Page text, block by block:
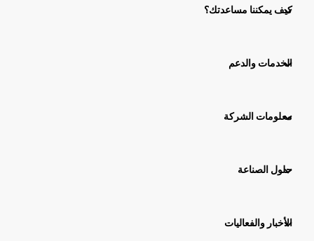
كيف يمكننا مساعدتك؟
الخدمات والدعم
معلومات الشركة
حلول الصناعة
الأخبار والفعاليات